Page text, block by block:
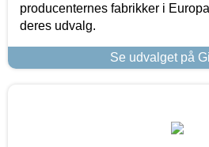
producenternes fabrikker i
deres udvalg.
Se udvalget på